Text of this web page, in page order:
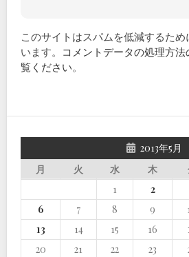
このサイトはスパムを低減するた
います。 コメントデータの処理方
覧ください。
2013年5月
月
火 水 木
1
2
6
7 8 9
13
14 15 16
20
21 22 23